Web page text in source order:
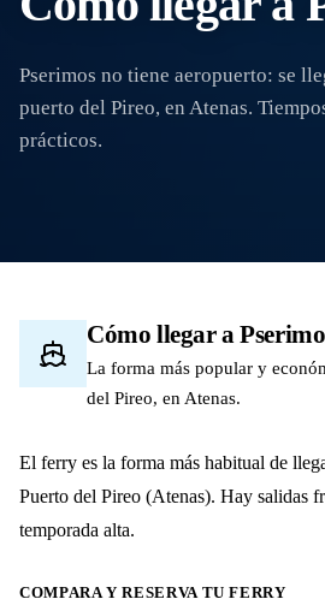
Pserimos no tiene aeropuerto: se
puerto del Pireo, en Atenas.
prácticos.
Cómo llegar a
La forma más popular y
del Pireo, en Atenas.
El ferry es la forma más habitual de
Puerto del Pireo (Atenas). Hay salidas
temporada alta.
COMPARA Y RESERVA TU FERRY